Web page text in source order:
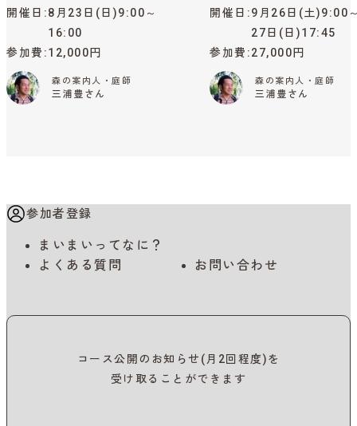
開催日
8月23日(日)9:00～
16:00
参加費 12,000円
森の案内人・庭師
三浦豊さん
開催日
9月26日(土)9:00
27日(日)17:45
参加費 27,000円
森の案内人・庭師
三浦豊さん
参加者登録
まいまいってなに？
よくある質問
お問い合わせ
コース公開のお知らせ(月2回程度)を
受け取ることができます